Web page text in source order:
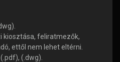
kiosztása, feliratmezők,
ettől nem lehet eltérni.
(.dwg).